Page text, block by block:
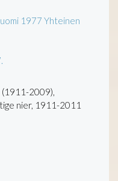
1977 Yhteinen
(1911-2009),
nier, 1911-2011